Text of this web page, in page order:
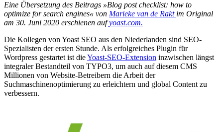
Eine Übersetzung des Beitrags »Blog post checklist: how to
optimize for search engines« von Marieke van de Rakt im Original
am 30. Juni 2020 erschienen aufyoast.com.
Die Kollegen von Yoast SEO aus den Niederlanden sind SEO-
Spezialisten der ersten Stunde. Als erfolgreiches Plugin für
Wordpress gestartet ist dieYoast-SEO-Extension inzwischen längst
integraler Bestandteil von TYPO3, um auch auf diesem CMS
Millionen von Website-Betreibern die Arbeit der
Suchmaschinenoptimierung zu erleichtern und global Content zu
verbessern.